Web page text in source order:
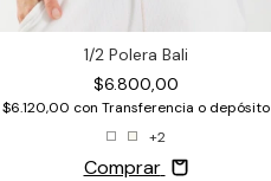
1/2 Polera Bali
$6.800,00
$6.120,00 con Transferencia o depósito
+2
Comprar